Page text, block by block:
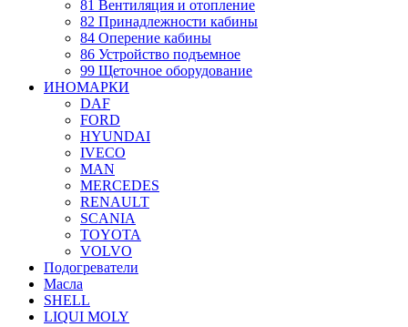
81 Вентиляция и отопление
82 Принадлежности кабины
84 Оперение кабины
86 Устройство подъемное
99 Щеточное оборудование
ИНОМАРКИ
DAF
FORD
HYUNDAI
IVECO
MAN
MERCEDES
RENAULT
SCANIA
TOYOTA
VOLVO
Подогреватели
Масла
SHELL
LIQUI MOLY